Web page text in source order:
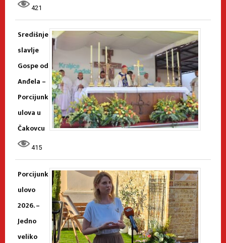
421
Središnje
slavlje
Gospe od
Anđela –
Porcijunk
ulova u
Čakovcu
415
Porcijunk
ulovo
2026. –
Jedno
veliko